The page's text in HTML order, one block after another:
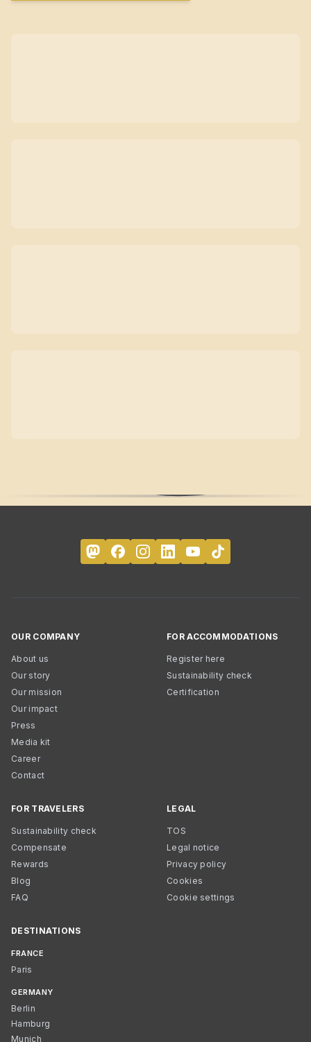
OUR COMPANY
About us
Our story
Our mission
Our impact
Press
Media kit
Career
Contact
FOR ACCOMMODATIONS
Register here
Sustainability check
Certification
FOR TRAVELERS
Sustainability check
Compensate
Rewards
Blog
FAQ
LEGAL
TOS
Legal notice
Privacy policy
Cookies
Cookie settings
DESTINATIONS
FRANCE
Paris
GERMANY
Berlin
Hamburg
Munich